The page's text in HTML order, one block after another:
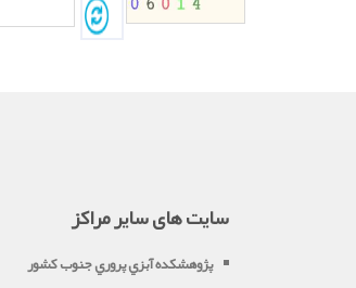
سایت های سایر مراکز
پژوهشکده آبزي پروري جنوب کشور